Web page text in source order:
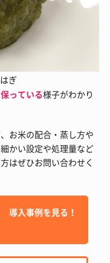
ぎ
っている様子がわかり
お米の配合・蒸し方や
かい設定や処理量など
はぜひお問い合わせく
入事例を見る！